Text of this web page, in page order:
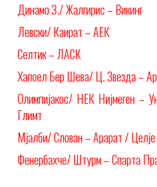
Динамо З./ Жалгирис – Викинг
Левски/ Каират – АЕК
Селтик – ЛАСК
Хапоел Бер Шева/ Ц. Звезда –
Олимпијакос/ НЕК Нијмеген –
Глимт
Мјалби/ Слован – Арарат / Целје
Фенербахче/ Штурм – Спарта